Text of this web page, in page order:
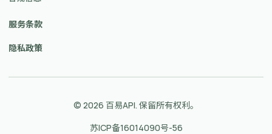
服务条款
隐私政策
© 2026 百易API. 保留所有权利。
苏ICP备16014090号-56